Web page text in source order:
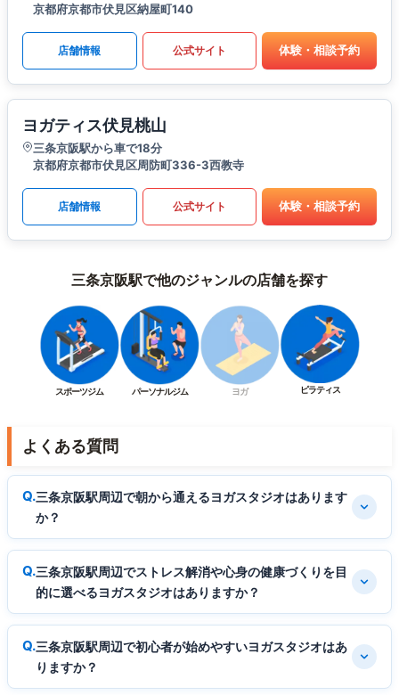
京都府京都市伏見区納屋町140
店舗情報 公式サイト 体験・相談予約
ヨガティス伏見桃山
三条京阪駅から車で18分
京都府京都市伏見区周防町336-3西教寺
店舗情報 公式サイト 体験・相談予約
三条京阪駅で他のジャンルの店舗を探す
スポーツジム パーソナルジム ヨガ ピラティス
よくある質問
三条京阪駅周辺で朝から通えるヨガスタジオはあります
か？
三条京阪駅周辺でストレス解消や心身の健康づくりを目
的に選べるヨガスタジオはありますか？
三条京阪駅周辺で初心者が始めやすいヨガスタジオはあ
りますか？